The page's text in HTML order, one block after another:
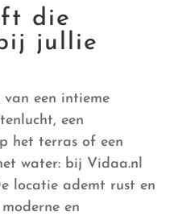
die
jullie
een intieme
een
het terras of een
water: bij Vidaa.nl
locatie ademt rust en
en